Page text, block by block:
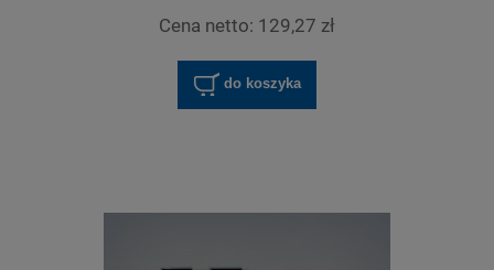
Cena netto: 129,27 zł
do koszyka